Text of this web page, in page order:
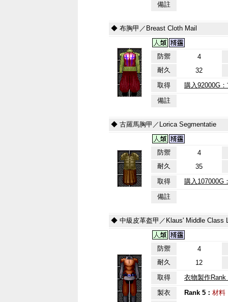
備註
◆ 布胸甲／Breast Cloth Mail
防禦
4
耐久
32
取得
購入92000G
備註
◆ 古羅馬胸甲／Lorica Segmentatie
防禦
4
耐久
35
取得
購入107000G
備註
◆ 中級皮革盔甲／Klaus' Middle Class
防禦
4
耐久
12
取得
衣物製作Rank
製衣
Rank 5： 材料